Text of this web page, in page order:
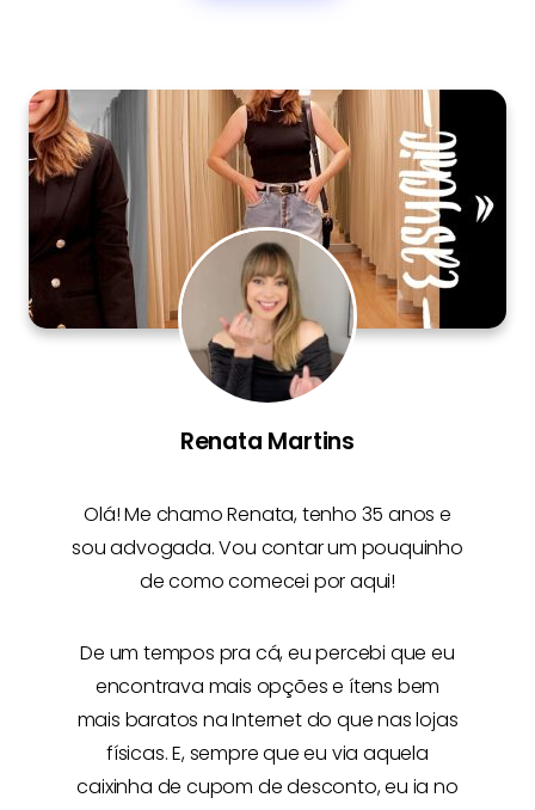
Renata Martins
Olá! Me chamoRenata, tenho 35 anos e
sou advogada. Vou contar um pouquinho
de como comecei por aqui!
De um tempos pra cá, eu percebi que eu
encontrava mais opções e ítens bem
mais baratos na Internetdo que nas lojas
físicas. E, sempre que eu via aquela
caixinha de cupom de desconto, eu ia no